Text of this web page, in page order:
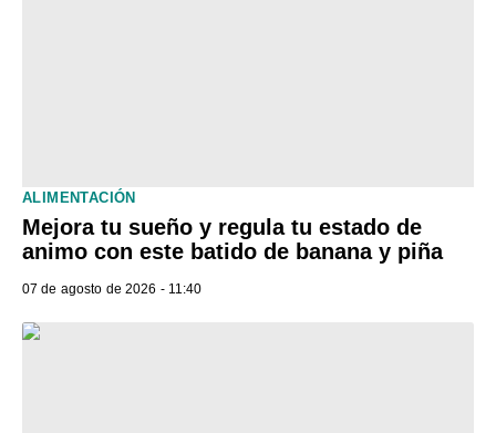
ALIMENTACIÓN
Mejora tu sueño y regula tu estado de
animo con este batido de banana y piña
07 de agosto de 2026 - 11:40